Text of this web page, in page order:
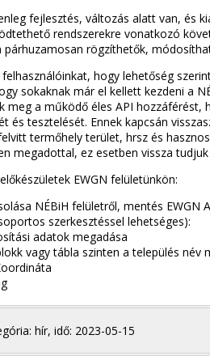
fejlesztés, változás alatt van, és
rendszerekre vonatkozó
párhuzamosan rögzíthetők,
hogy lehetőség
sokaknak már el kellett kezdeni a
meg a működő éles API
és tesztelését. Ennek kapcsán
termőhely terület, hrsz és
megadottal, ez esetben vissza
EWGN felületünkön:
NÉBiH felületről, mentés EWGN
szerkesztéssel lehetséges):
adatok megadása
vagy tábla szinten a település név
hír, idő: 2023-05-15